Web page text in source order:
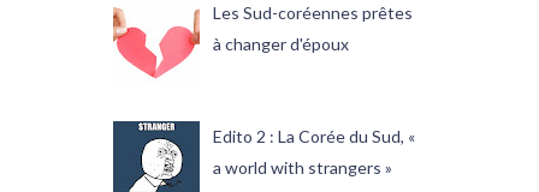
Les Sud-coréennes prêtes
à changer d'époux
Edito 2 : La Corée du Sud, «
a world with strangers »